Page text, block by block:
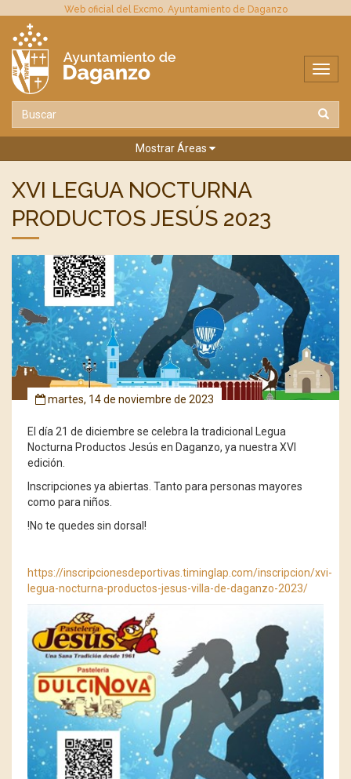
Web oficial del Excmo. Ayuntamiento de Daganzo
Mostrar Áreas
XVI LEGUA NOCTURNA
PRODUCTOS JESÚS 2023
martes, 14 de noviembre de 2023
El día 21 de diciembre se celebra la tradicional Legua
Nocturna Productos Jesús en Daganzo, ya nuestra XVI
edición.
Inscripciones ya abiertas. Tanto para personas mayores
como para niños.
!No te quedes sin dorsal!
https://inscripcionesdeportivas.timinglap.com/inscripcion/xvi-
legua-nocturna-productos-jesus-villa-de-daganzo-2023/